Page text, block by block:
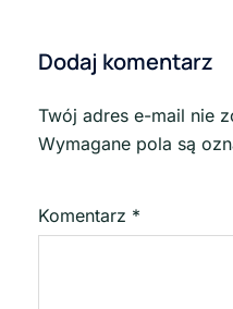
Dodaj komentarz
Twój adres e-mail nie
Wymagane pola są
Komentarz *